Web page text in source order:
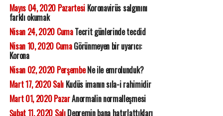
Mayıs 04, 2020 PazartesiKoronavirüs salgınını
farklı okumak
Nisan 24, 2020 CumaTecrit günlerinde tecdid
Nisan 10, 2020 CumaGörünmeyen bir uyarıcı:
Korona
Nisan 02, 2020 PerşembeNe ile emrolunduk?
Mart 17, 2020 SalıKudüs imanın sıla-i rahimidir
Mart 01, 2020 PazarAnormalin normalleşmesi
Şubat 11, 2020 SalıDepremin bana hatırlattıkları